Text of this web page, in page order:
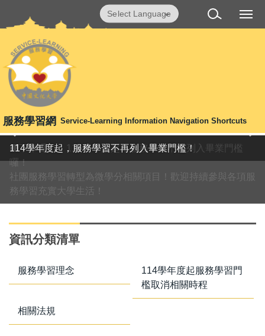
到
要
內
容
區
服務學習網 Service-Learning Information Navigation Shortcuts
Translate
🚚下車囉！！114學年度起，服務學習不再列入畢業門檻
囉！
社團服務學習轉型為微學分相關項目！歡迎持續參與各項服
務學習充實大學生活！
114學年度起，服務學習不再列入畢業門檻！
資訊分類清單
服務學習理念
114學年度起服務學習門
檻取消相關時程
相關法規